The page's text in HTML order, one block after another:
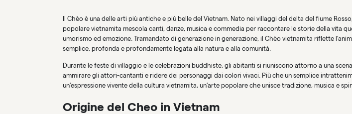
Il Chèo è una delle arti più antiche e più belle del Vietnam. Nato nei villaggi del delta del fiume
popolare vietnamita mescola canti, danze, musica e commedia per raccontare le storie della vita
umorismo ed emozione. Tramandato di generazione in generazione, il Chèo vietnamita riflette
semplice, profonda e profondamente legata alla natura e alla comunità.
Durante le feste di villaggio e le celebrazioni buddhiste, gli abitanti si riuniscono attorno a una
ammirare gli attori-cantanti e ridere dei personaggi dai colori vivaci. Più che un semplice
un’espressione vivente della cultura vietnamita, un’arte popolare che unisce tradizione, musica e
Origine del Cheo in Vietnam